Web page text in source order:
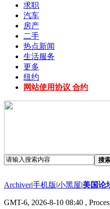
求职
汽车
房产
二手
热点新闻
生活服务
更多
纽约
网站使用协议 合约
搜
Archiver|手机版|小黑屋|美国论
GMT-6, 2026-8-10 08:40 ,